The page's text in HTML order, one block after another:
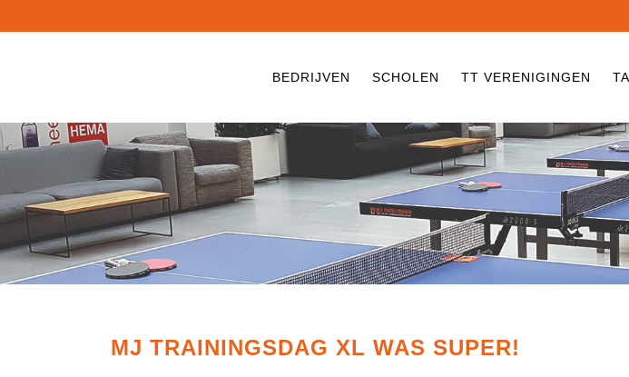
BEDRIJVEN SCHOLEN TT VERENIGINGEN
MJ TRAININGSDAG XL WAS SUPER!